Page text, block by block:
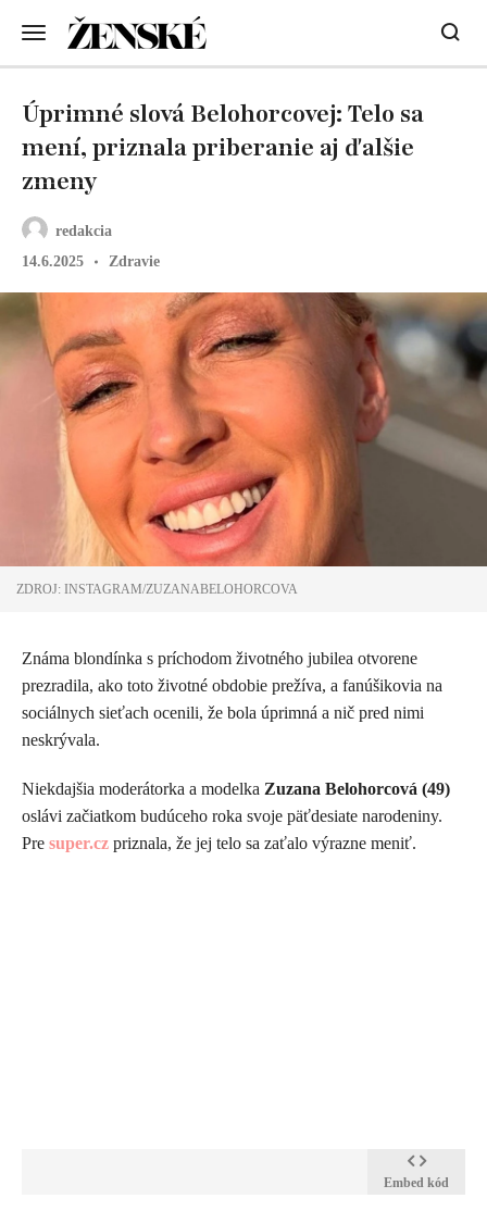
redakcia
14.6.2025
Zdravie
Úprimné slová Belohorcovej: Telo sa
mení, priznala priberanie aj ďalšie
zmeny
ZDROJ: INSTAGRAM/ZUZANABELOHORCOVA
Známa blondínka s príchodom životného jubilea otvorene
prezradila, ako toto životné obdobie prežíva, a fanúšikovia na
sociálnych sieťach ocenili, že bola úprimná a nič pred nimi
neskrývala.
Niekdajšia moderátorka a modelka Zuzana Belohorcová (49)
oslávi začiatkom budúceho roka svoje päťdesiate narodeniny.
Pre super.cz priznala, že jej telo sa zaťalo výrazne meniť.
Embed kód